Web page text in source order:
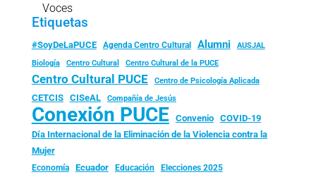
Voces
Etiquetas
#SoyDeLaPUCE Agenda Centro Cultural Alumni
AUSJAL
Biología
Centro Cultural Centro Cultural de la PUCE
Centro Cultural PUCE Centro de Psicología Aplicada
CETCIS CISeAL Compañía de Jesús
Conexión PUCE Convenio
COVID-19
Día Internacional de la Eliminación de la Violencia contra la
Mujer
Economía Ecuador Educación Elecciones 2025